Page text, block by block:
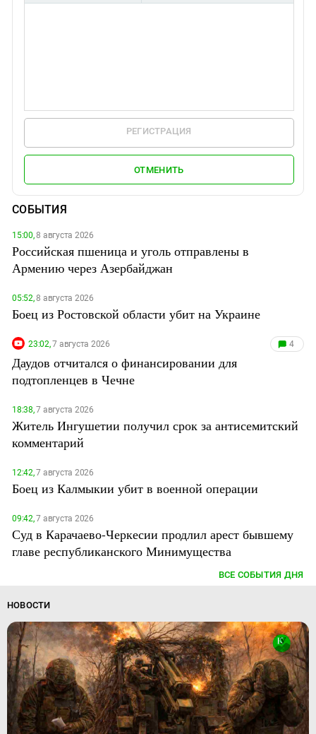
РЕГИСТРАЦИЯ
ОТМЕНИТЬ
СОБЫТИЯ
15:00,8 августа 2026
Российская пшеница и уголь отправлены в
Армению через Азербайджан
05:52,8 августа 2026
Боец из Ростовской области убит на Украине
23:02,7 августа 2026 4
Даудов отчитался о финансировании для
подтопленцев в Чечне
18:38,7 августа 2026
Житель Ингушетии получил срок за антисемитский
комментарий
12:42,7 августа 2026
Боец из Калмыкии убит в военной операции
09:42,7 августа 2026
Суд в Карачаево-Черкесии продлил арест бывшему
главе республиканского Минимущества
ВСЕ СОБЫТИЯ ДНЯ
НОВОСТИ